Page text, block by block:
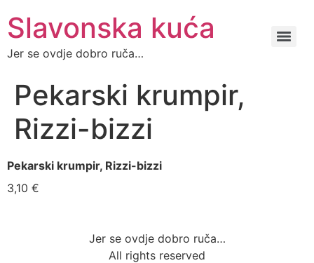
Slavonska kuća
Jer se ovdje dobro ruča…
Pekarski krumpir,
Rizzi-bizzi
Pekarski krumpir, Rizzi-bizzi
3,10 €
Jer se ovdje dobro ruča…
All rights reserved